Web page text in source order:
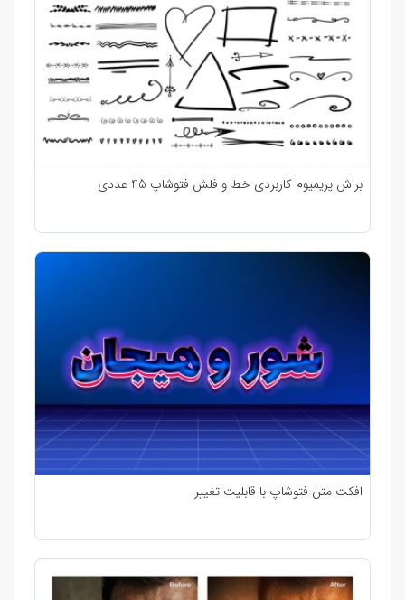
براش پریمیوم کاربردی خط و فلش فتوشاپ 45 عددی
افکت متن فتوشاپ با قابلیت تغییر